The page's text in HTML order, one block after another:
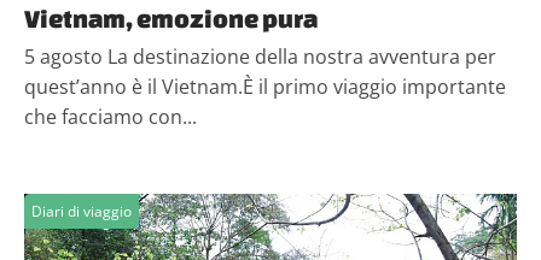
Vietnam, emozione pura
5 agosto La destinazione della nostra avventura per
quest’anno è il Vietnam.È il primo viaggio importante
che facciamo con...
Diari di viaggio